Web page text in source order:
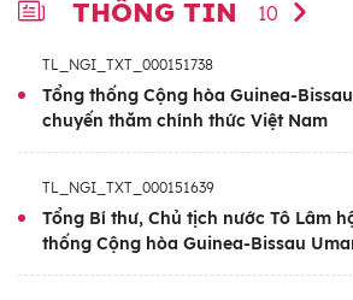
THÔNG TIN 10
TL_NGI_TXT_000151738
Tổng thống Cộng hòa Guinea-
chuyến thăm chính thức Việt Nam
TL_NGI_TXT_000151639
Tổng Bí thư, Chủ tịch nước Tô Lâm
thống Cộng hòa Guinea-Bissau